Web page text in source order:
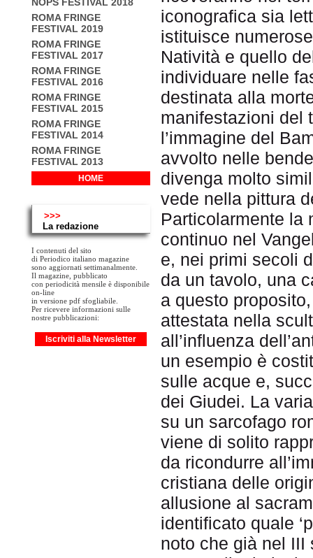
ROMA FRINGE
FESTIVAL 2019
ROMA FRINGE
FESTIVAL 2017
ROMA FRINGE
FESTIVAL 2016
ROMA FRINGE
FESTIVAL 2015
ROMA FRINGE
FESTIVAL 2014
ROMA FRINGE
FESTIVAL 2013
HOME
>>>
La redazione
I contenuti del sito
di Periodico italiano magazine
sono aggiornati settimanalmente.
Il magazine, pubblicato
con periodicità mensile è disponibile
on-line
in versione pdf sfogliabile.
Per ricevere informazioni sulle
nostre pubblicazioni:
Iscriviti alla Newsletter
iconografica sia
istituisce
Natività e quello
individuare nelle
destinata alla
manifestazioni del
l’immagine del
avvolto nelle
divenga molto
vede nella pittura
Particolarmente la
continuo nel
e, nei primi secoli
da un tavolo, una
a questo
attestata nella
all’influenza
un esempio è
sulle acque e,
dei Giudei. La
su un sarcofago
viene di solito
da ricondurre
cristiana delle
allusione al
identificato quale
noto che già nel III